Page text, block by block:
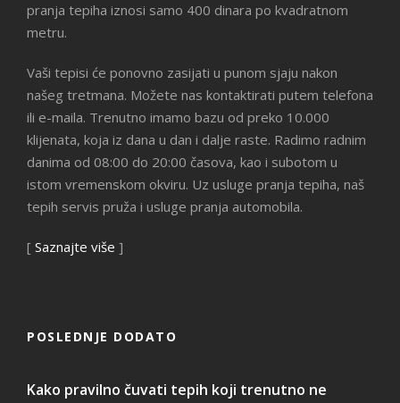
pranja tepiha iznosi samo 400 dinara po kvadratnom
metru.
Vaši tepisi će ponovno zasijati u punom sjaju nakon
našeg tretmana. Možete nas kontaktirati putem telefona
ili e-maila. Trenutno imamo bazu od preko 10.000
klijenata, koja iz dana u dan i dalje raste. Radimo radnim
danima od 08:00 do 20:00 časova, kao i subotom u
istom vremenskom okviru. Uz usluge pranja tepiha, naš
tepih servis pruža i usluge pranja automobila.
[ Saznajte više ]
POSLEDNJE DODATO
Kako pravilno čuvati tepih koji trenutno ne